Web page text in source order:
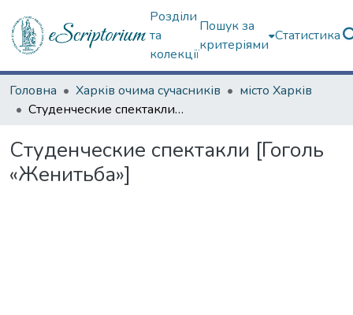
Розділи
та
колекції
Пошук за
критеріями
Статистика
Головна Харків очима сучасників
місто Харків
Студенческие спектакли [Гоголь «Женитьба»]
Студенческие спектакли [Гоголь
«Женитьба»]